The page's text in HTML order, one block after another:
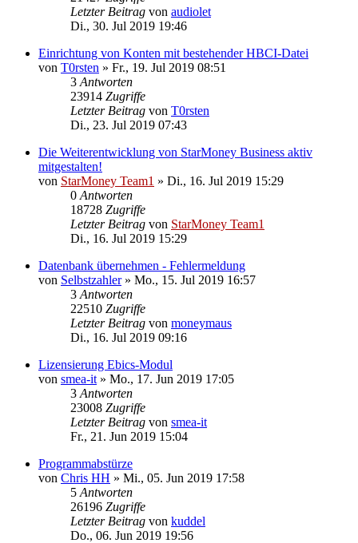
Letzter Beitrag von audiolet
Di., 30. Jul 2019 19:46
Einrichtung von Konten mit bestehender HBCI-Datei
von T0rsten » Fr., 19. Jul 2019 08:51
3 Antworten
23914 Zugriffe
Letzter Beitrag von T0rsten
Di., 23. Jul 2019 07:43
Die Weiterentwicklung von StarMoney Business aktiv
mitgestalten!
von StarMoney Team1 » Di., 16. Jul 2019 15:29
0 Antworten
18728 Zugriffe
Letzter Beitrag von StarMoney Team1
Di., 16. Jul 2019 15:29
Datenbank übernehmen - Fehlermeldung
von Selbstzahler» Mo., 15. Jul 2019 16:57
3 Antworten
22510 Zugriffe
Letzter Beitrag von moneymaus
Di., 16. Jul 2019 09:16
Lizensierung Ebics-Modul
von smea-it » Mo., 17. Jun 2019 17:05
3 Antworten
23008 Zugriffe
Letzter Beitrag von smea-it
Fr., 21. Jun 2019 15:04
Programmabstürze
von Chris HH » Mi., 05. Jun 2019 17:58
5 Antworten
26196 Zugriffe
Letzter Beitrag von kuddel
Do., 06. Jun 2019 19:56